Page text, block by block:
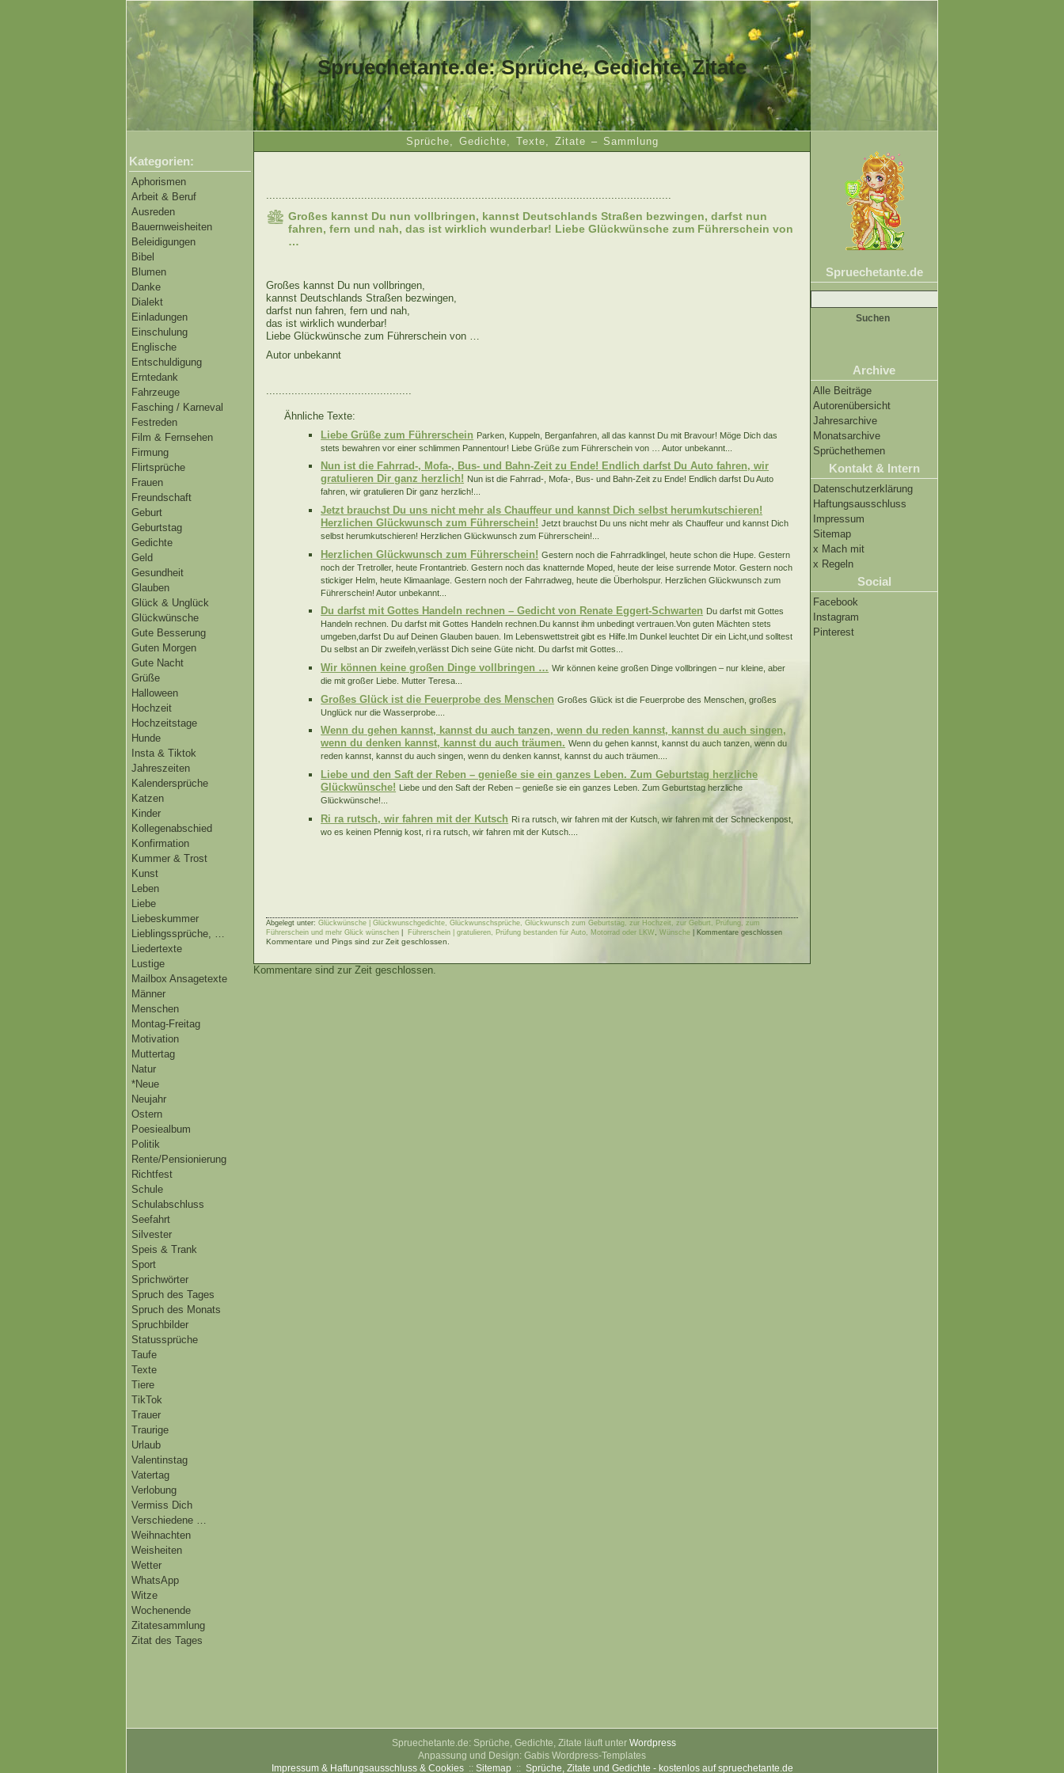
Spruechetante.de: Sprüche, Gedichte, Zitate
Sprüche, Gedichte, Texte, Zitate – Sammlung
Kategorien:
Aphorismen
Arbeit & Beruf
Ausreden
Bauernweisheiten
Beleidigungen
Bibel
Blumen
Danke
Dialekt
Einladungen
Einschulung
Englische
Entschuldigung
Erntedank
Fahrzeuge
Fasching / Karneval
Festreden
Film & Fernsehen
Firmung
Flirtsprüche
Frauen
Freundschaft
Geburt
Geburtstag
Gedichte
Geld
Gesundheit
Glauben
Glück & Unglück
Glückwünsche
Gute Besserung
Guten Morgen
Gute Nacht
Grüße
Halloween
Hochzeit
Hochzeitstage
Hunde
Insta & Tiktok
Jahreszeiten
Kalendersprüche
Katzen
Kinder
Kollegenabschied
Konfirmation
Kummer & Trost
Kunst
Leben
Liebe
Liebeskummer
Lieblingssprüche, …
Liedertexte
Lustige
Mailbox Ansagetexte
Männer
Menschen
Montag-Freitag
Motivation
Muttertag
Natur
*Neue
Neujahr
Ostern
Poesiealbum
Politik
Rente/Pensionierung
Richtfest
Schule
Schulabschluss
Seefahrt
Silvester
Speis & Trank
Sport
Sprichwörter
Spruch des Tages
Spruch des Monats
Spruchbilder
Statussprüche
Taufe
Texte
Tiere
TikTok
Trauer
Traurige
Urlaub
Valentinstag
Vatertag
Verlobung
Vermiss Dich
Verschiedene …
Weihnachten
Weisheiten
Wetter
WhatsApp
Witze
Wochenende
Zitatesammlung
Zitat des Tages
Spruechetante.de
Suche
nach:
Archive
Alle Beiträge
Autorenübersicht
Jahresarchive
Monatsarchive
Sprüchethemen
Kontakt & Intern
Datenschutzerklärung
Haftungsausschluss
Impressum
Sitemap
x Mach mit
x Regeln
Social
Facebook
Instagram
Pinterest
................................................................................................................................
Großes kannst Du nun vollbringen, kannst Deutschlands Straßen bezwingen, darfst nun
fahren, fern und nah, das ist wirklich wunderbar! Liebe Glückwünsche zum Führerschein von
…
Großes kannst Du nun vollbringen,
kannst Deutschlands Straßen bezwingen,
darfst nun fahren, fern und nah,
das ist wirklich wunderbar!
Liebe Glückwünsche zum Führerschein von …
Autor unbekannt
Ähnliche Texte:
Liebe Grüße zum Führerschein Parken, Kuppeln, Berganfahren, all das kannst Du mit Bravour! Möge Dich das
stets bewahren vor einer schlimmen Pannentour! Liebe Grüße zum Führerschein von … Autor unbekannt...
Nun ist die Fahrrad-, Mofa-, Bus- und Bahn-Zeit zu Ende! Endlich darfst Du Auto fahren, wir
gratulieren Dir ganz herzlich! Nun ist die Fahrrad-, Mofa-, Bus- und Bahn-Zeit zu Ende! Endlich darfst Du Auto
fahren, wir gratulieren Dir ganz herzlich!...
Jetzt brauchst Du uns nicht mehr als Chauffeur und kannst Dich selbst herumkutschieren!
Herzlichen Glückwunsch zum Führerschein! Jetzt brauchst Du uns nicht mehr als Chauffeur und kannst Dich
selbst herumkutschieren! Herzlichen Glückwunsch zum Führerschein!...
Herzlichen Glückwunsch zum Führerschein! Gestern noch die Fahrradklingel, heute schon die Hupe. Gestern
noch der Tretroller, heute Frontantrieb. Gestern noch das knatternde Moped, heute der leise surrende Motor. Gestern noch
stickiger Helm, heute Klimaanlage. Gestern noch der Fahrradweg, heute die Überholspur. Herzlichen Glückwunsch zum
Führerschein! Autor unbekannt...
Du darfst mit Gottes Handeln rechnen – Gedicht von Renate Eggert-Schwarten Du darfst mit Gottes
Handeln rechnen. Du darfst mit Gottes Handeln rechnen.Du kannst ihm unbedingt vertrauen.Von guten Mächten stets
umgeben,darfst Du auf Deinen Glauben bauen. Im Lebenswettstreit gibt es Hilfe.Im Dunkel leuchtet Dir ein Licht,und solltest
Du selbst an Dir zweifeln,verlässt Dich seine Güte nicht. Du darfst mit Gottes...
Wir können keine großen Dinge vollbringen … Wir können keine großen Dinge vollbringen – nur kleine, aber
die mit großer Liebe. Mutter Teresa...
Großes Glück ist die Feuerprobe des Menschen Großes Glück ist die Feuerprobe des Menschen, großes
Unglück nur die Wasserprobe....
Wenn du gehen kannst, kannst du auch tanzen, wenn du reden kannst, kannst du auch singen,
wenn du denken kannst, kannst du auch träumen. Wenn du gehen kannst, kannst du auch tanzen, wenn du
reden kannst, kannst du auch singen, wenn du denken kannst, kannst du auch träumen....
Liebe und den Saft der Reben – genieße sie ein ganzes Leben. Zum Geburtstag herzliche
Glückwünsche! Liebe und den Saft der Reben – genieße sie ein ganzes Leben. Zum Geburtstag herzliche
Glückwünsche!...
Ri ra rutsch, wir fahren mit der Kutsch Ri ra rutsch, wir fahren mit der Kutsch, wir fahren mit der Schneckenpost,
wo es keinen Pfennig kost, ri ra rutsch, wir fahren mit der Kutsch....
Abgelegt unter: Glückwünsche | Glückwunschgedichte, Glückwunschsprüche, Glückwunsch zum Geburtstag, zur Hochzeit, zur Geburt, Prüfung, zum
Führerschein und mehr Glück wünschen
Führerschein | gratulieren, Prüfung bestanden für Auto, Motorrad oder LKW, Wünsche Kommentare geschlossen
Kommentare und Pings sind zur Zeit geschlossen.
Kommentare sind zur Zeit geschlossen.
Spruechetante.de: Sprüche, Gedichte, Zitate läuft unter Wordpress
Anpassung und Design: Gabis Wordpress-Templates
Impressum & Haftungsausschluss & Cookies:: Sitemap :: Sprüche, Zitate und Gedichte - kostenlos auf spruechetante.de